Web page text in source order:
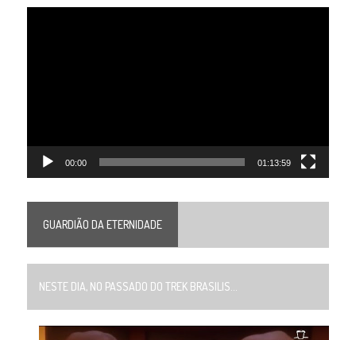
00:00 01:13:59
GUARDIÃO DA ETERNIDADE
NESTE DIA, NO PASSADO DO TREK BRASILIS...